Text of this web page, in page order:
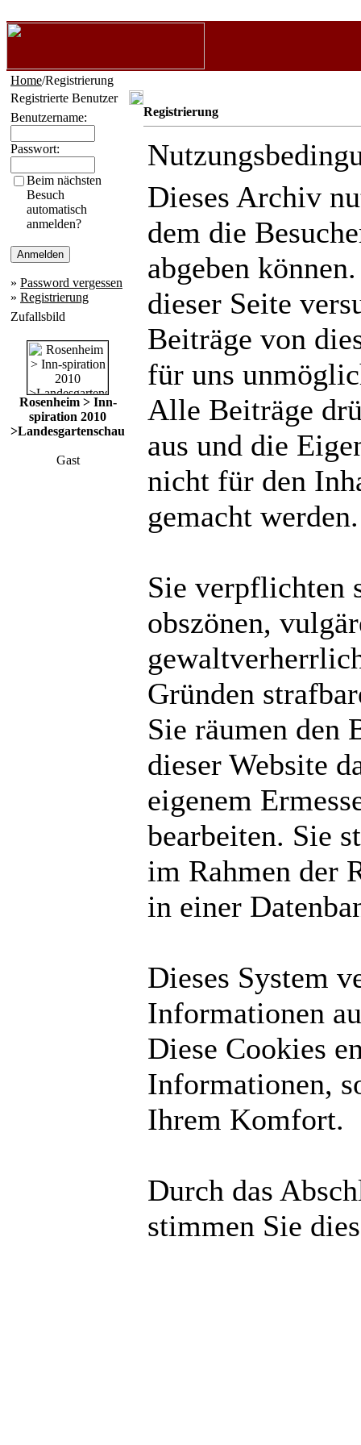
Home/Registrierung
Registrierte Benutzer
Benutzername:
Passwort:
Beim nächsten
Besuch
automatisch
anmelden?
» Password vergessen
» Registrierung
Zufallsbild
Rosenheim > Inn-
spiration 2010
>Landesgartenschau
Gast
Registrierung
Dieses Archiv
dem die
abgeben
dieser Seite
Beiträge von
für uns
Alle Beiträge
aus und die
nicht für den
gemacht werden.
Sie verpflichten
obszönen,
Gründen
Sie räumen den
dieser Website
eigenem
bearbeiten. Sie
im Rahmen der
in einer
Dieses System
Informationen
Diese Cookies
Informationen,
Ihrem Komfort.
Durch das
stimmen Sie